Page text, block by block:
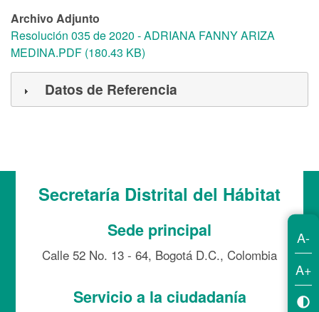
Archivo Adjunto
Resolución 035 de 2020 - ADRIANA FANNY ARIZA
MEDINA.PDF (180.43 KB)
Datos de Referencia
Secretaría Distrital del Hábitat
Sede principal
Calle 52 No. 13 - 64, Bogotá D.C., Colombia
Servicio a la ciudadanía
A-
A+